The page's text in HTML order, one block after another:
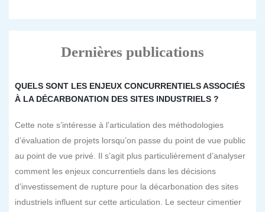
Dernières publications
QUELS SONT LES ENJEUX CONCURRENTIELS ASSOCIÉS
À LA DÉCARBONATION DES SITES INDUSTRIELS ?
Cette note s’intéresse à l’articulation des méthodologies
d’évaluation de projets lorsqu’on passe du point de vue public
au point de vue privé. Il s’agit plus particulièrement d’analyser
comment les enjeux concurrentiels dans les décisions
d’investissement de rupture pour la décarbonation des sites
industriels influent sur cette articulation. Le secteur cimentier